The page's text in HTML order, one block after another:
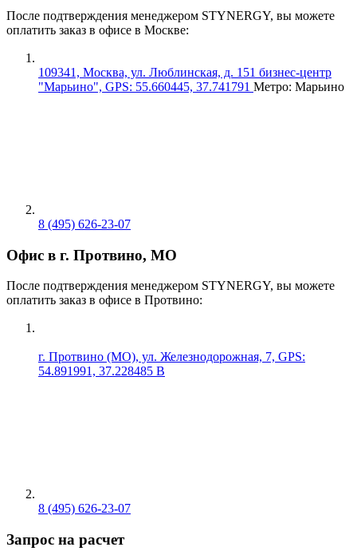
После подтверждения менеджером STYNERGY, вы можете
оплатить заказ в офисе в Москве:
109341, Москва, ул. Люблинская, д. 151 бизнес-центр
"Марьино", GPS: 55.660445, 37.741791 Метро: Марьино
8 (495) 626-23-07
Офис в г. Протвино, МО
После подтверждения менеджером STYNERGY, вы можете
оплатить заказ в офисе в Протвино:
г. Протвино (МО), ул. Железнодорожная, 7, GPS:
54.891991, 37.228485 В
8 (495) 626-23-07
Запрос на расчет